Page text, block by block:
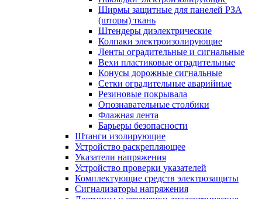
Ширмы защитные для панелей РЗА
(шторы) ткань
Штендеры диэлектрические
Колпаки электроизолирующие
Ленты оградительные и сигнальные
Вехи пластиковые оградительные
Конусы дорожные сигнальные
Сетки оградительные аварийные
Резиновые покрывала
Опознавательные столбики
Флажная лента
Барьеры безопасности
Штанги изолирующие
Устройство раскрепляющее
Указатели напряжения
Устройство проверки указателей
Комплектующие средств электрозащиты
Сигнализаторы напряжения